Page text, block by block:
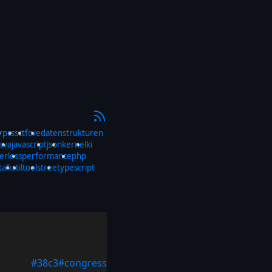
cssctfcvedatenstrukturen
javascriptjsonkernelki
performancephp
tiltoolstreetypescript
#38c3#congress